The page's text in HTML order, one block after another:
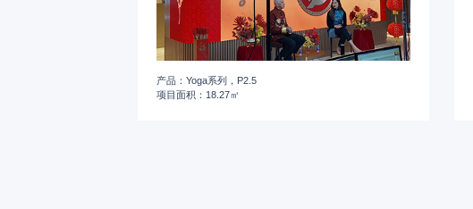
产品：Yoga系列，P2.5
项目面积：18.27㎡